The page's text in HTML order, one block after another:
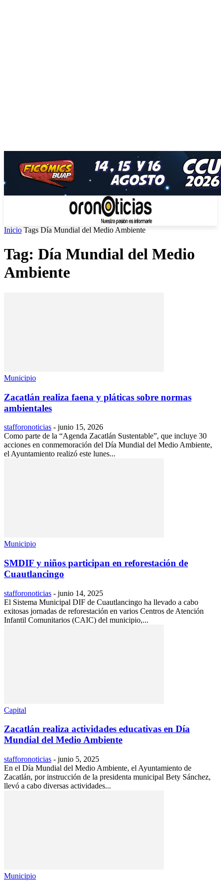
Inicio Tags Día Mundial del Medio Ambiente
Tag: Día Mundial del Medio
Ambiente
Municipio
Zacatlán realiza faena y pláticas sobre normas
ambientales
stafforonoticias - junio 15, 2026
Como parte de la “Agenda Zacatlán Sustentable”, que incluye 30
acciones en conmemoración del Día Mundial del Medio Ambiente,
el Ayuntamiento realizó este lunes...
Municipio
SMDIF y niños participan en reforestación de
Cuautlancingo
stafforonoticias - junio 14, 2025
El Sistema Municipal DIF de Cuautlancingo ha llevado a cabo
exitosas jornadas de reforestación en varios Centros de Atención
Infantil Comunitarios (CAIC) del municipio,...
Capital
Zacatlán realiza actividades educativas en Día
Mundial del Medio Ambiente
stafforonoticias - junio 5, 2025
En el Día Mundial del Medio Ambiente, el Ayuntamiento de
Zacatlán, por instrucción de la presidenta municipal Bety Sánchez,
llevó a cabo diversas actividades...
Municipio